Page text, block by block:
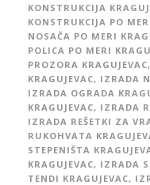
KONSTRUKCIJA
KONSTRUKCIJA PO
NOSAČA PO MERI
POLICA PO MERI
PROZORA KRAGUJEVAC,
KRAGUJEVAC, IZRADA
IZRADA OGRADA
KRAGUJEVAC, IZRADA
IZRADA REŠETKI ZA
RUKOHVATA
STEPENIŠTA
KRAGUJEVAC, IZRADA
TENDI KRAGUJEVAC,